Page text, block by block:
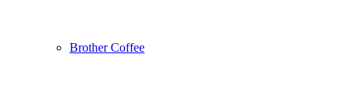
Brother Coffee